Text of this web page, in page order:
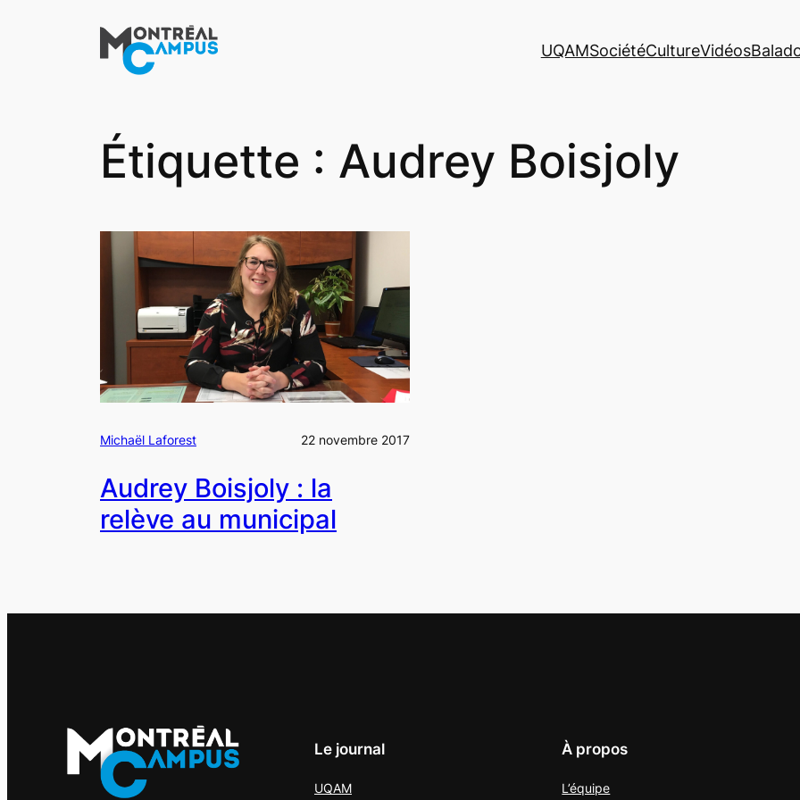
UQAMSociétéCultureVidéos
Étiquette : Audrey Boisjoly
Michaël Laforest 22 novembre 2017
Audrey Boisjoly : la
relève au municipal
Le journal
UQAM
À propos
L’équipe